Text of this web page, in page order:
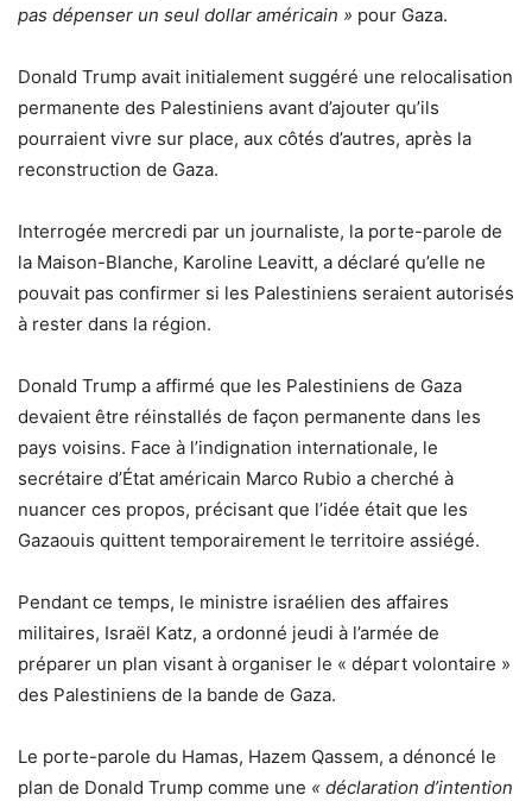
pas dépenser un seul dollar américain » pour Gaza.
Donald Trump avait initialement suggéré une relocalisation
permanente des Palestiniens avant d’ajouter qu’ils
pourraient vivre sur place, aux côtés d’autres, après la
reconstruction de Gaza.
Interrogée mercredi par un journaliste, la porte-parole de
la Maison-Blanche, Karoline Leavitt, a déclaré qu’elle ne
pouvait pas confirmer si les Palestiniens seraient autorisés
à rester dans la région.
Donald Trump a affirmé que les Palestiniens de Gaza
devaient être réinstallés de façon permanente dans les
pays voisins. Face à l’indignation internationale, le
secrétaire d’État américain Marco Rubio a cherché à
nuancer ces propos, précisant que l’idée était que les
Gazaouis quittent temporairement le territoire assiégé.
Pendant ce temps, le ministre israélien des affaires
militaires, Israël Katz, a ordonné jeudi à l’armée de
préparer un plan visant à organiser le « départ volontaire »
des Palestiniens de la bande de Gaza.
Le porte-parole du Hamas, Hazem Qassem, a dénoncé le
plan de Donald Trump comme une « déclaration d’intention